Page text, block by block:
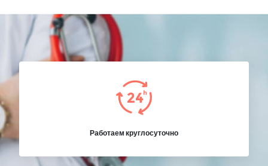
Работаем круглосуточно